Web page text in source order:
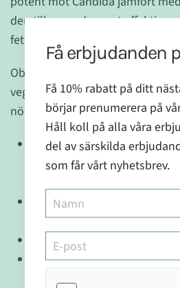
den till en av de mest effektiva
fettsyrorna vi känner till.
Observera dock att Formula
veganer, eftersom
nötkreatur.
Innehåller Undekansyra
naturlig fettsyra känt för
Stödjer en sund tarmflora
bekämpa svampinfektioner
Bidrar till att bibehålla en
Sex gånger mer potent
kaprylsyra
Få erbjudanden
Få 10% rabatt på ditt
börjar prenumerera på
Håll koll på alla våra
del av särskilda
som får vårt nyhetsbrev.